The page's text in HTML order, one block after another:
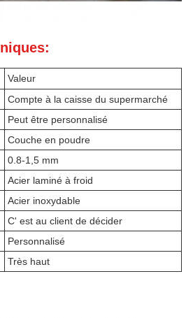
Valeur
Compte à la caisse du supermarché
Peut être personnalisé
Couche en poudre
0.8-1,5 mm
Acier laminé à froid
Acier inoxydable
C' est au client de décider
Personnalisé
Très haut